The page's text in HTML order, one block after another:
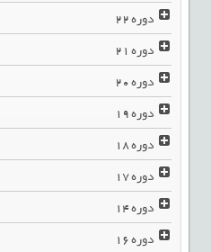
دوره22
دوره21
دوره20
دوره19
دوره18
دوره17
دوره14
دوره16